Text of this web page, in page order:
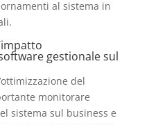
al sistema in
gestionale sul
del
monitorare
sistema sul business e